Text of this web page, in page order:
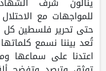
للمواجهات مع
حتى تحرير فلسطين
تُعد بيننا نسمع
اعتدنا على سماعها